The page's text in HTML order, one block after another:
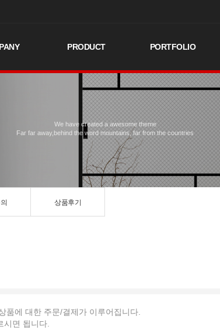
PRODUCT PORTFOLIO
We have created a awesome theme
Far far away,behind the word mountains, far from the countries
상품후기
품에 대한 주문/결제가 이루어집니다.
면 됩니다.